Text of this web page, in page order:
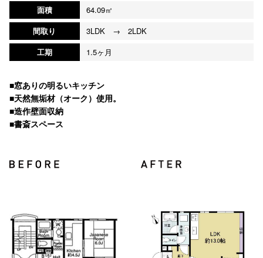
面積
64.09㎡
間取り
3LDK → 2LDK
工期
1.5ヶ月
■窓ありの明るいキッチン
■天然無垢材（オーク）使用。
■造作壁面収納
■書斎スペース